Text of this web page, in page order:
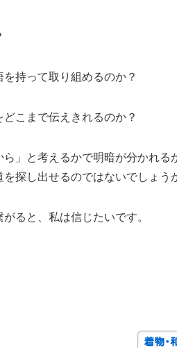
持って取り組めるのか？
こまで伝えきれるのか？
ら」と考えるかで明暗が分かれ
探し出せるのではないでしょう
ると、私は信じたいです。